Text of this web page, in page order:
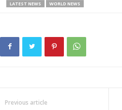
LATEST NEWS
WORLD NEWS
Previous article